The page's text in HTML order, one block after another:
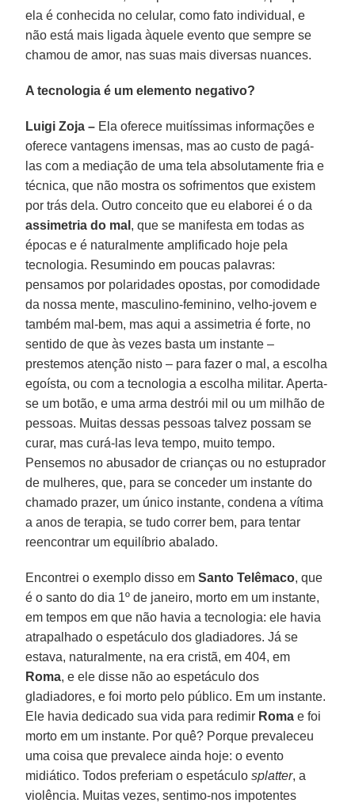
ela é conhecida no celular, como fato individual, e
não está mais ligada àquele evento que sempre se
chamou de amor, nas suas mais diversas nuances.
A tecnologia é um elemento negativo?
Luigi Zoja – Ela oferece muitíssimas informações e
oferece vantagens imensas, mas ao custo de pagá-
las com a mediação de uma tela absolutamente fria e
técnica, que não mostra os sofrimentos que existem
por trás dela. Outro conceito que eu elaborei é o da
assimetria do mal , que se manifesta em todas as
épocas e é naturalmente amplificado hoje pela
tecnologia. Resumindo em poucas palavras:
pensamos por polaridades opostas, por comodidade
da nossa mente, masculino-feminino, velho-jovem e
também mal-bem, mas aqui a assimetria é forte, no
sentido de que às vezes basta um instante –
prestemos atenção nisto – para fazer o mal, a escolha
egoísta, ou com a tecnologia a escolha militar. Aperta-
se um botão, e uma arma destrói mil ou um milhão de
pessoas. Muitas dessas pessoas talvez possam se
curar, mas curá-las leva tempo, muito tempo.
Pensemos no abusador de crianças ou no estuprador
de mulheres, que, para se conceder um instante do
chamado prazer, um único instante, condena a vítima
a anos de terapia, se tudo correr bem, para tentar
reencontrar um equilíbrio abalado.
Encontrei o exemplo disso emSanto Telêmaco, que
é o santo do dia 1º de janeiro, morto em um instante,
em tempos em que não havia a tecnologia: ele havia
atrapalhado o espetáculo dos gladiadores. Já se
estava, naturalmente, na era cristã, em 404, em
Roma, e ele disse não ao espetáculo dos
gladiadores, e foi morto pelo público. Em um instante.
Ele havia dedicado sua vida para redimir Roma e foi
morto em um instante. Por quê? Porque prevaleceu
uma coisa que prevalece ainda hoje: o evento
midiático. Todos preferiam o espetáculosplatter, a
violência. Muitas vezes, sentimo-nos impotentes